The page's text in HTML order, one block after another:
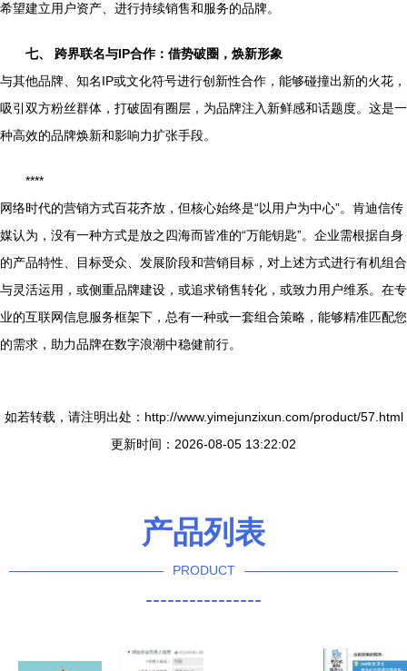
希望建立用户资产、进行持续销售和服务的品牌。
七、 跨界联名与IP合作：借势破圈，焕新形象
与其他品牌、知名IP或文化符号进行创新性合作，能够碰撞出新的火花，
吸引双方粉丝群体，打破固有圈层，为品牌注入新鲜感和话题度。这是一
种高效的品牌焕新和影响力扩张手段。
****
网络时代的营销方式百花齐放，但核心始终是“以用户为中心”。肯迪信传
媒认为，没有一种方式是放之四海而皆准的“万能钥匙”。企业需根据自身
的产品特性、目标受众、发展阶段和营销目标，对上述方式进行有机组合
与灵活运用，或侧重品牌建设，或追求销售转化，或致力用户维系。在专
业的互联网信息服务框架下，总有一种或一套组合策略，能够精准匹配您
的需求，助力品牌在数字浪潮中稳健前行。
如若转载，请注明出处：http://www.yimejunzixun.com/product/57.html
更新时间：2026-08-05 13:22:02
产品列表
PRODUCT
----------------